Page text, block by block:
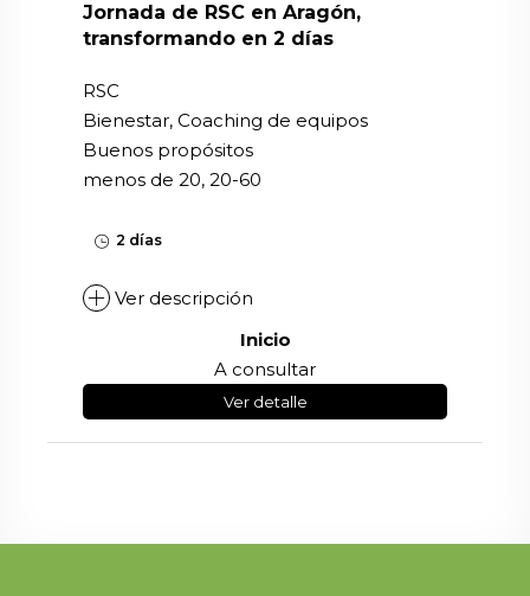
Jornada de RSC en Aragón,
transformando en 2 días
RSC
Bienestar, Coaching de equipos
Buenos propósitos
menos de 20, 20-60
2 días
Ver descripción
Inicio
A consultar
Ver detalle